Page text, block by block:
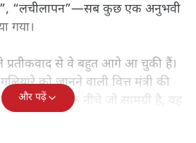
“लचीलापन”—सब कुछ एक अनुभवी
गया।
प्रतीकवाद से वे बहुत आगे आ चुकी हैं।
को जानने वाली वित्त मंत्री की
आत्मविश्वास के नीचे जो सामग्री है, वह
भरी।
और पढ़ें